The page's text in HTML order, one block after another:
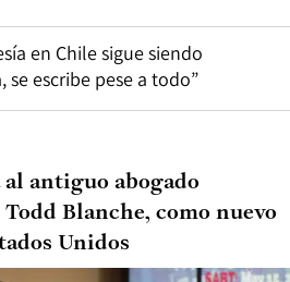
en Chile sigue siendo
escribe pese a todo”
antiguo abogado
Blanche, como nuevo
Unidos